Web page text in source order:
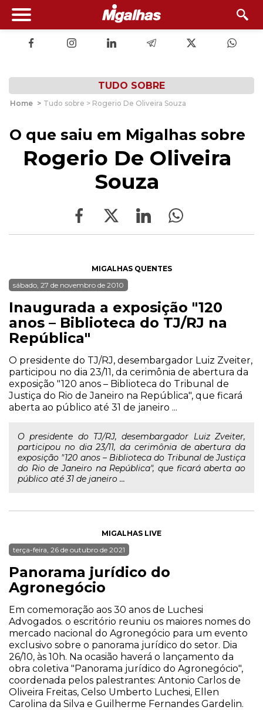
TUDO SOBRE
Home > Tudo sobre > Rogerio De Oliveira Souza
O que saiu em Migalhas sobre
Rogerio De Oliveira
Souza
MIGALHAS QUENTES
sábado, 27 de novembro de 2010
Inaugurada a exposição "120
anos – Biblioteca do TJ/RJ na
República"
O presidente do TJ/RJ, desembargador Luiz Zveiter,
participou no dia 23/11, da cerimônia de abertura da
exposição "120 anos – Biblioteca do Tribunal de
Justiça do Rio de Janeiro na República", que ficará
aberta ao público até 31 de janeiro ...
O presidente do TJ/RJ, desembargador Luiz Zveiter,
participou no dia 23/11, da cerimônia de abertura da
exposição "120 anos – Biblioteca do Tribunal de Justiça
do Rio de Janeiro na República", que ficará aberta ao
público até 31 de janeiro ...
MIGALHAS LIVE
terça-feira, 26 de outubro de 2021
Panorama jurídico do
Agronegócio
Em comemoração aos 30 anos de Luchesi
Advogados. o escritório reuniu os maiores nomes do
mercado nacional do Agronegócio para um evento
exclusivo sobre o panorama jurídico do setor. Dia
26/10, às 10h. Na ocasião haverá o lançamento da
obra coletiva "Panorama jurídico do Agronegócio",
coordenada pelos palestrantes: Antonio Carlos de
Oliveira Freitas, Celso Umberto Luchesi, Ellen
Carolina da Silva e Guilherme Fernandes Gardelin.